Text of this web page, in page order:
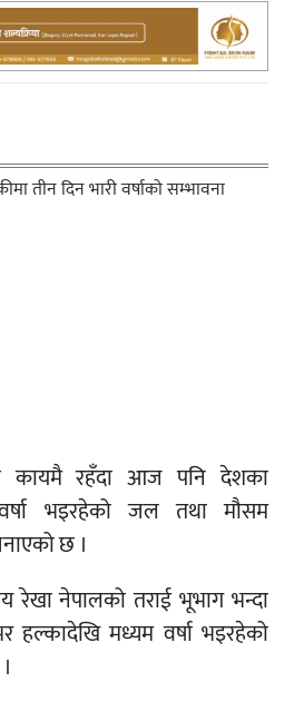
कायमै रहँदा आज पनि देशका
भइरहेको जल तथा मौसम
छ ।
रेखा नेपालको तराई भूभाग भन्दा
मध्यम वर्षा भइरहेको